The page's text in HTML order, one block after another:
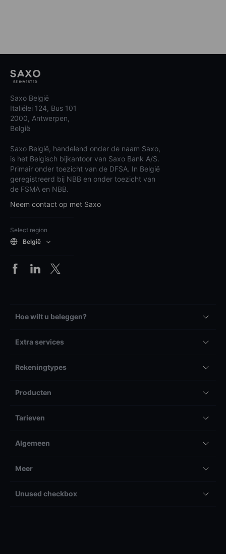
Saxo België
Italiëlei 124, Bus 101
2000, Antwerpen,
België
Saxo België, handelend onder de naam Saxo,
is het Belgisch bijkantoor van Saxo Bank A/S.
Primair onder toezicht van de DFSA. In België
geregistreerd bij NBB en onder toezicht van
de FSMA en NBB.
Neem contact op met Saxo
Select region
België
Hoe wilt u beleggen?
Extra services
Rekeningtypes
Producten
Tarieven
Algemeen
Meer
Unused checkbox